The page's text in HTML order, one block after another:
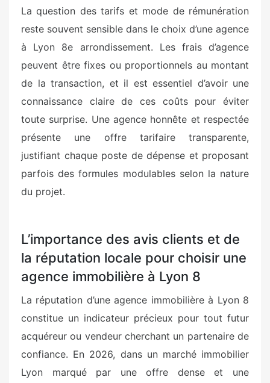
La question des tarifs et mode de rémunération
reste souvent sensible dans le choix d’une agence
à Lyon 8e arrondissement. Les frais d’agence
peuvent être fixes ou proportionnels au montant
de la transaction, et il est essentiel d’avoir une
connaissance claire de ces coûts pour éviter
toute surprise. Une agence honnête et respectée
présente une offre tarifaire transparente,
justifiant chaque poste de dépense et proposant
parfois des formules modulables selon la nature
du projet.
L’importance des avis clients et de
la réputation locale pour choisir une
agence immobilière à Lyon 8
La réputation d’une agence immobilière à Lyon 8
constitue un indicateur précieux pour tout futur
acquéreur ou vendeur cherchant un partenaire de
confiance. En 2026, dans un marché immobilier
Lyon marqué par une offre dense et une